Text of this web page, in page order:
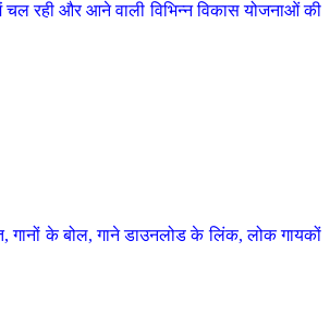
रही और आने वाली विभिन्न विकास योजनाओं की
गानों के बोल, गाने डाउनलोड के लिंक, लोक गायकों